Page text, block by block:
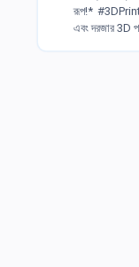
রূপ!*
এবং দরজার 3D